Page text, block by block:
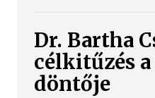
Dr. Bartha
célkitűzés
döntője